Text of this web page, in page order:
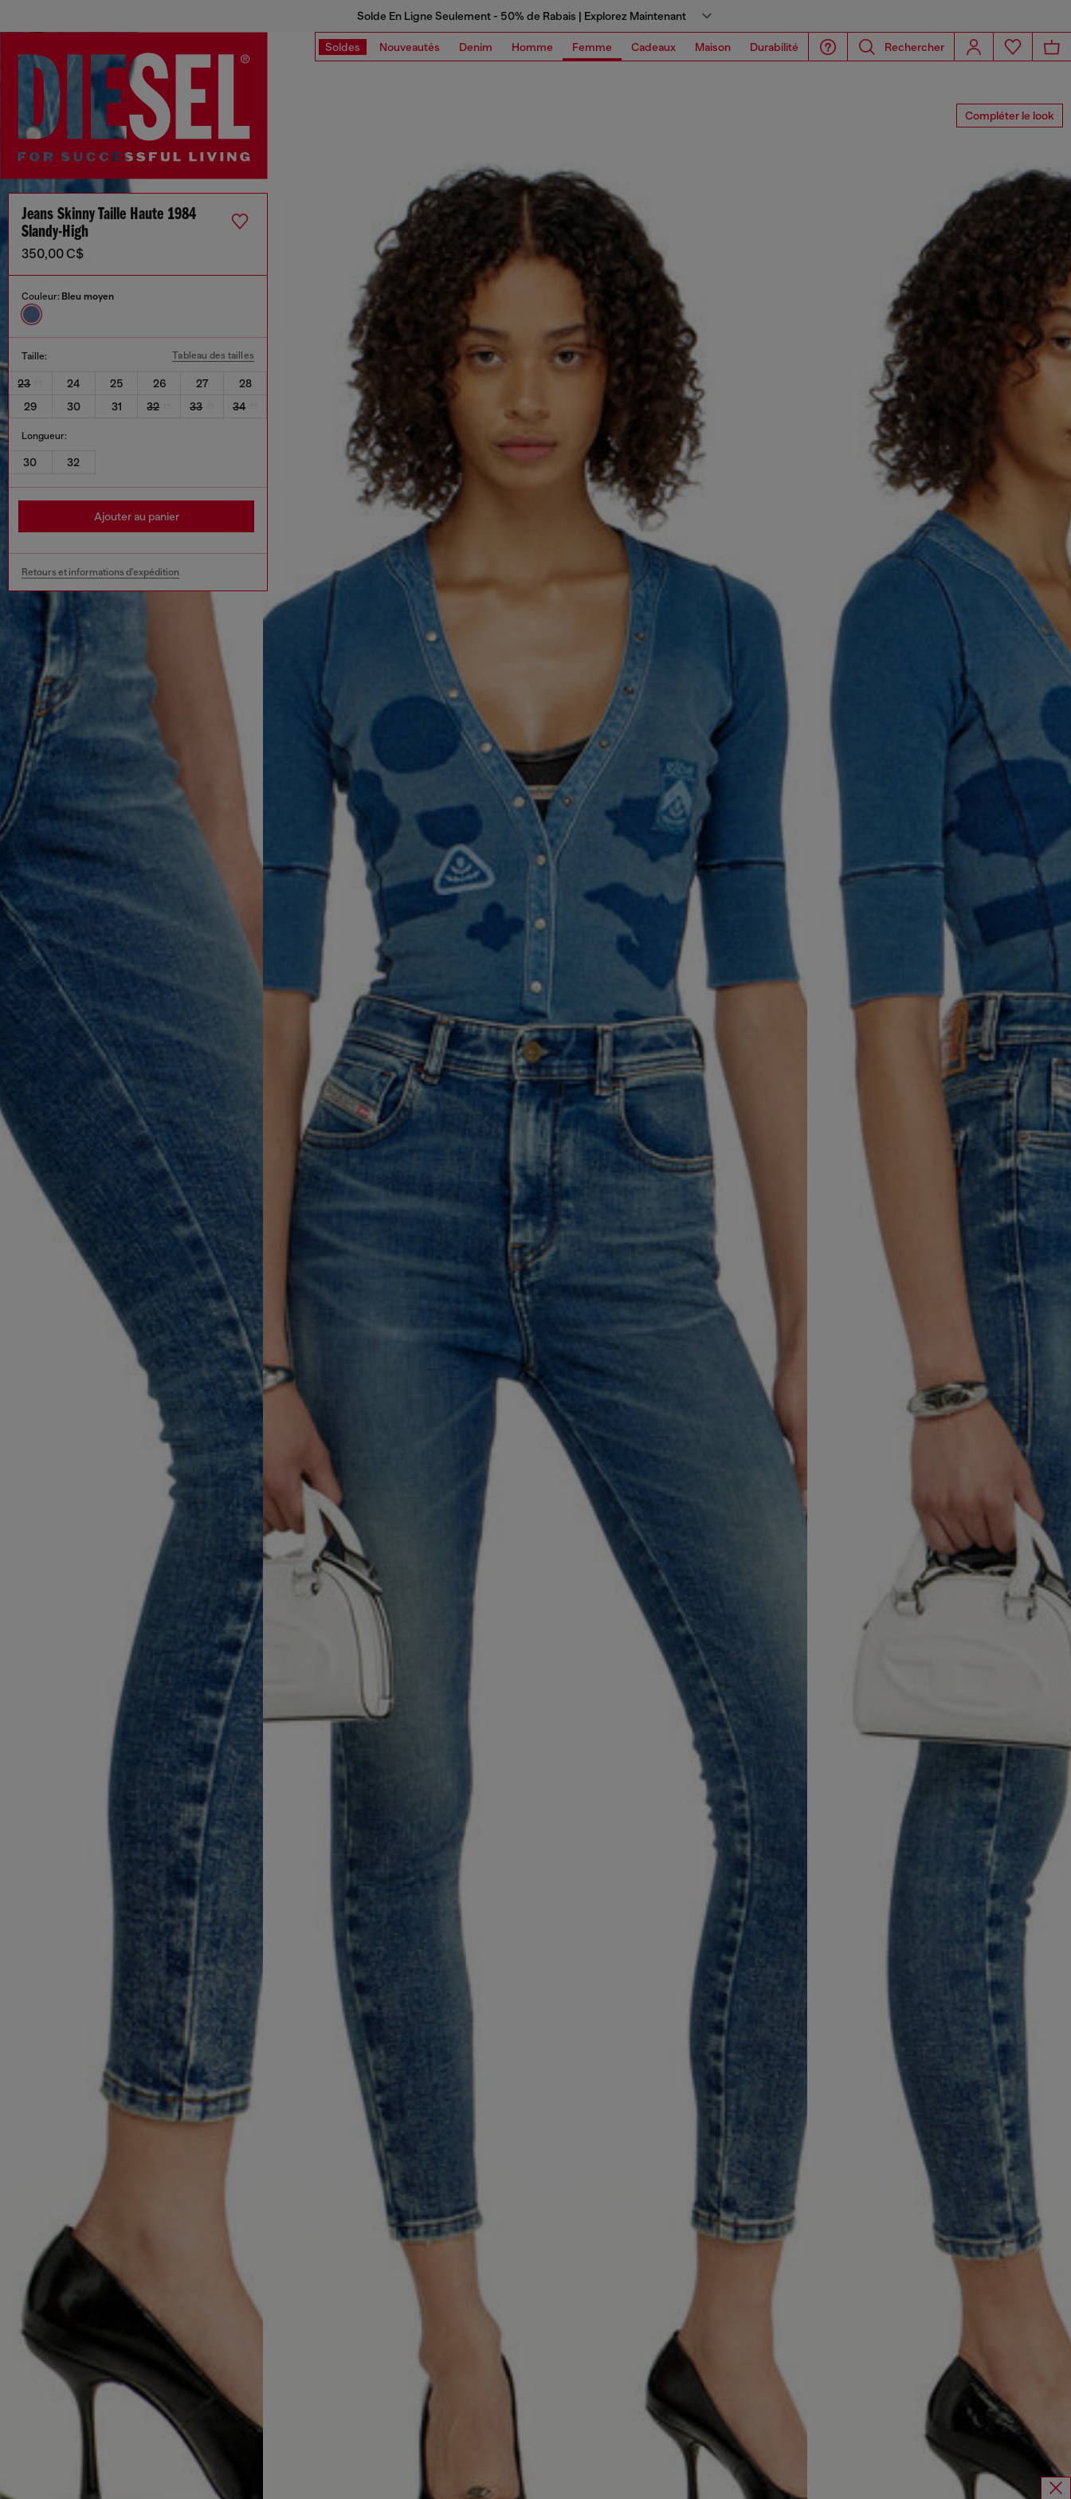
Solde En Ligne Seulement - 50% de Rabais | Explorez Maintenant
Soldes Nouveautés Denim Homme Femme Cadeaux Maison Durabilité Rechercher
Compléter le look
Jeans Skinny Taille Haute 1984
Slandy-High
350,00 C$
Couleur: Bleu moyen
Taille: Tableau des tailles
23 24 25 26 27
28
29
30 31 32 33 34
Longueur:
30 32
Ajouter au panier
Retours et informations d'expédition